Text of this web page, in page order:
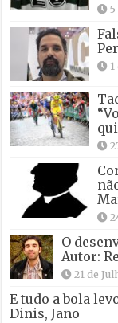
O
Autor:
21 de
E tudo a bola
Dinis, Jano